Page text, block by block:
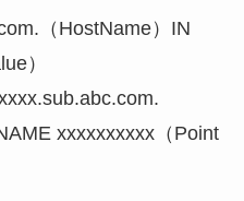
（HostName）IN
）
xxxxxxxxxx（Point